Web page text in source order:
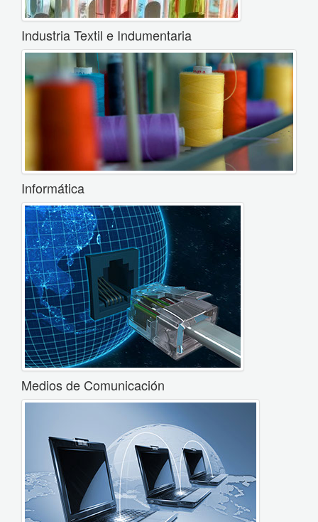
Industria Textil e Indumentaria
Informática
Medios de Comunicación